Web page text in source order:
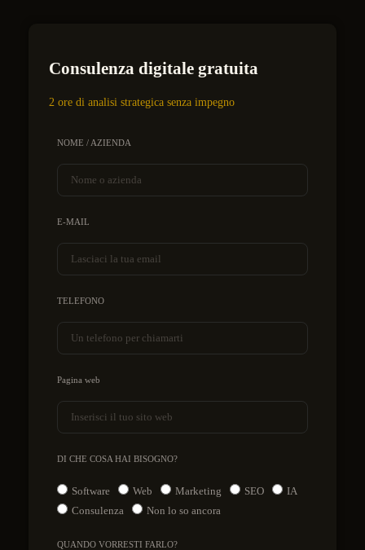
Consulenza digitale gratuita
2 ore di analisi strategica senza impegno
NOME / AZIENDA
E-MAIL
TELEFONO
Pagina web
DI CHE COSA HAI BISOGNO?
Software Web Marketing SEO
IA
Consulenza
Non lo so ancora
QUANDO VORRESTI FARLO?